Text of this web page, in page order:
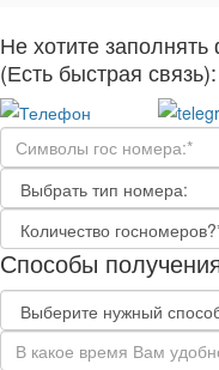
Не хотите
(Есть быстрая связь):
Способы